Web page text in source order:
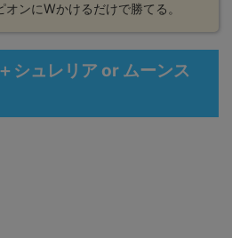
ンにWかけるだけで勝てる。
シュレリア or ムーンス